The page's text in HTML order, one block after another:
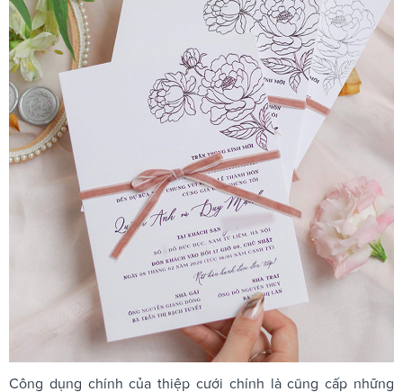
Công dụng chính của thiệp cưới chính là cũng cấp những